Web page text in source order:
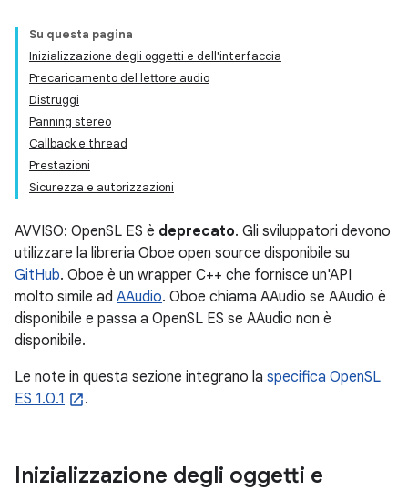
Su questa pagina
Inizializzazione degli oggetti e dell'interfaccia
Precaricamento del lettore audio
Distruggi
Panning stereo
Callback e thread
Prestazioni
Sicurezza e autorizzazioni
AVVISO: OpenSL ES è deprecato. Gli sviluppatori devono
utilizzare la libreria Oboe open source disponibile su
GitHub. Oboe è un wrapper C++ che fornisce un'API
molto simile ad AAudio. Oboe chiama AAudio se AAudio è
disponibile e passa a OpenSL ES se AAudio non è
disponibile.
Le note in questa sezione integrano la specifica OpenSL
ES 1.0.1
.
Inizializzazione degli oggetti e